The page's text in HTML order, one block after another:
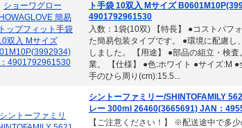
ト手袋 10双入 Mサイズ
4901792961530
入数：1袋(10双) 【特長】 ●コストパフ
た簡易包装タイプです。 ●環境に配慮し
しました。 【用途】 ●部品の組立・検
業。 【仕様】 ●色:ホワイト ●サイズ:M
手のひら周り(cm):15.5...
シントーファミリー/SHINTOFAMILY
レー 300ml 26460(3665691) JAN：
【ご注意ください！】 ※配送途中で多